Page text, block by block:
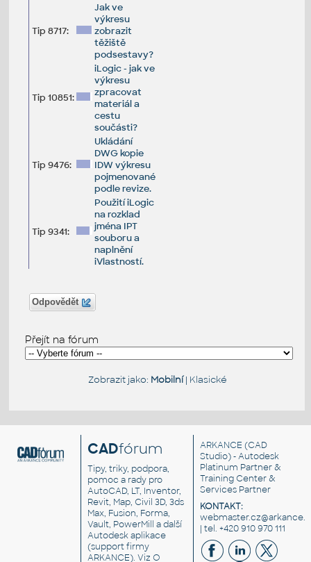
Tip 8717:
Jak ve
výkresu
zobrazit
těžiště
podsestavy?
Tip 10851:
iLogic - jak ve
výkresu
zpracovat
materiál a
cestu
součásti?
Tip 9476:
Ukládání
DWG kopie
IDW výkresu
pojmenované
podle revize.
Tip 9341:
Použití iLogic
na rozklad
jména IPT
souboru a
naplnění
iVlastností.
Odpovědět
Přejít na fórum
Zobrazit jako: Mobilní| Klasické
CADfórum
Tipy, triky, podpora,
pomoc a rady pro
AutoCAD, LT, Inventor,
Revit, Map, Civil 3D, 3ds
Max, Fusion, Forma,
Vault, PowerMill a další
Autodesk aplikace
(support firmy
ARKANCE). VizO
ARKANCE (CAD
Studio) - Autodesk
Platinum Partner &
Training Center &
Services Partner
KONTAKT:
| tel. +420 910 970 111